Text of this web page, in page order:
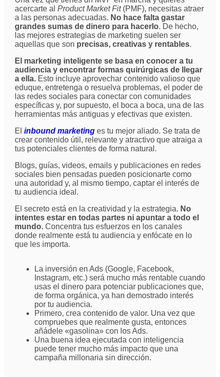
acercarte al Product Market Fit(PMF), necesitas atraer
a las personas adecuadas. No hace falta gastar
grandes sumas de dinero para hacerlo. De hecho,
las mejores estrategias de marketing suelen ser
aquellas que son precisas, creativas y rentables.
El marketing inteligente se basa en conocer a tu
audiencia y encontrar formas quirúrgicas de llegar
a ella.Esto incluye aprovechar contenido valioso que
eduque, entretenga o resuelva problemas, el poder de
las redes sociales para conectar con comunidades
específicas y, por supuesto, el boca a boca, una de las
herramientas más antiguas y efectivas que existen.
El inbound marketinges tu mejor aliado. Se trata de
crear contenido útil, relevante y atractivo que atraiga a
tus potenciales clientes de forma natural.
Blogs, guías, videos, emails y publicaciones en redes
sociales bien pensadas pueden posicionarte como
una autoridad y, al mismo tiempo, captar el interés de
tu audiencia ideal.
El secreto está en la creatividad y la estrategia. No
intentes estar en todas partes ni apuntar a todo el
mundo.Concentra tus esfuerzos en los canales
donde realmente está tu audiencia y enfócate en lo
que les importa.
La inversión en Ads (Google, Facebook,
Instagram, etc.) será mucho más rentable cuando
usas el dinero para potenciar publicaciones que,
de forma orgánica, ya han demostrado interés
por tu audiencia.
Primero, crea contenido de valor. Una vez que
compruebes que realmente gusta, entonces
añádele «gasolina» con los Ads.
Una buena idea ejecutada con inteligencia
puede tener mucho más impacto que una
campaña millonaria sin dirección.